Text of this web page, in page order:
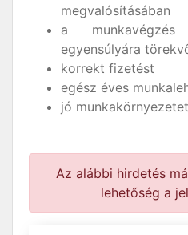
megvalósításában
a
egyensúlyára
korrekt fizetést
egész éves
jó munkakörnyezetet
Az alábbi hirdetés
lehetőség a